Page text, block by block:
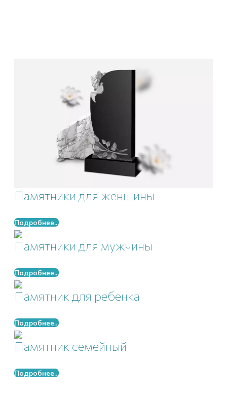
Памятники для женщины
Подробнее...
Памятники для мужчины
Подробнее...
Памятник для ребенка
Подробнее...
Памятник семейный
Подробнее...